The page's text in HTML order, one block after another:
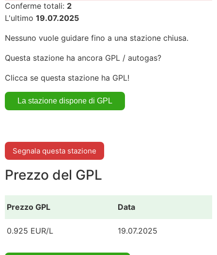
Conferme totali: 2
L'ultimo 19.07.2025
Nessuno vuole guidare fino a una stazione chiusa.
Questa stazione ha ancora GPL / autogas?
Clicca se questa stazione ha GPL!
Segnala questa stazione
Prezzo del GPL
Prezzo GPL Data
0.925 EUR/L 19.07.2025